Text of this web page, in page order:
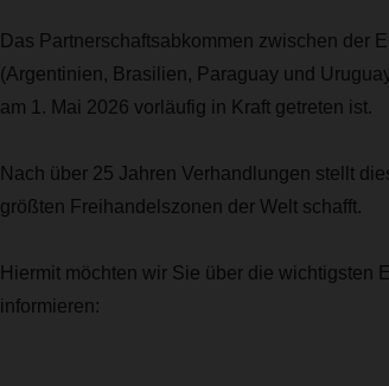
Das Partnerschaftsabkommen zwischen der
(Argentinien, Brasilien, Paraguay und
am 1. Mai 2026 vorläufig in Kraft getreten ist.
Nach über 25 Jahren Verhandlungen stellt
größten Freihandelszonen der Welt schafft.
Hiermit möchten wir Sie über die wichtigsten
informieren: